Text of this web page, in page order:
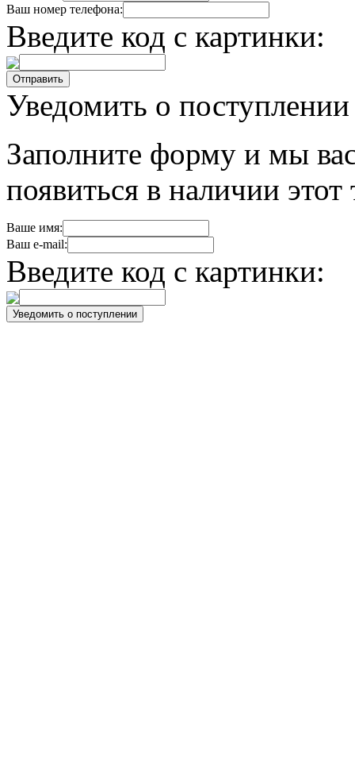
Ваш номер телефона:
Введите код с картинки:
Уведомить о поступлении
Заполните форму и мы
появиться в наличии этот
Ваше имя:
Ваш e-mail:
Введите код с картинки: